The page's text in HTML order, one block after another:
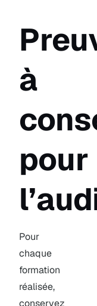
à
pour
Pour
chaque
formation
réalisée,
conservez